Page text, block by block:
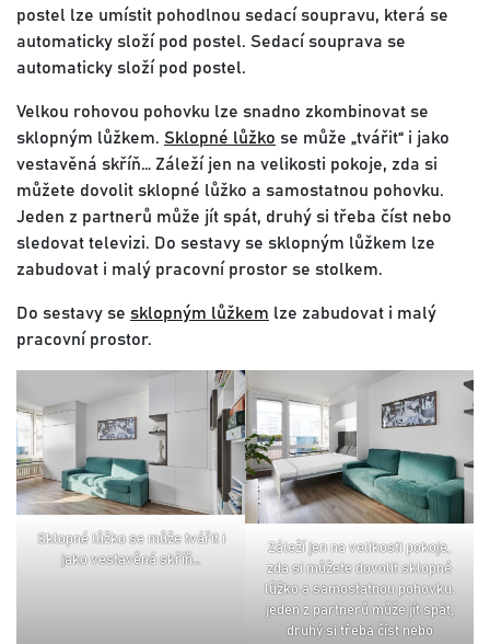
postel lze umístit pohodlnou sedací soupravu, která se
automaticky složí pod postel. Sedací souprava se
automaticky složí pod postel.
Velkou rohovou pohovku lze snadno zkombinovat se
sklopným lůžkem. Sklopné lůžko se může „tvářit“ i jako
vestavěná skříň… Záleží jen na velikosti pokoje, zda si
můžete dovolit sklopné lůžko a samostatnou pohovku.
Jeden z partnerů může jít spát, druhý si třeba číst nebo
sledovat televizi. Do sestavy se sklopným lůžkem lze
zabudovat i malý pracovní prostor se stolkem.
Do sestavy se sklopným lůžkem lze zabudovat i malý
pracovní prostor.
sklopné lůžko se může tvářit i
jako vestavěná skříň…
záleží jen na velikosti pokoje,
zda si můžete dovolit sklopné
lůžko a samostatnou pohovku.
jeden z partnerů může jít spát,
druhý si třeba číst nebo